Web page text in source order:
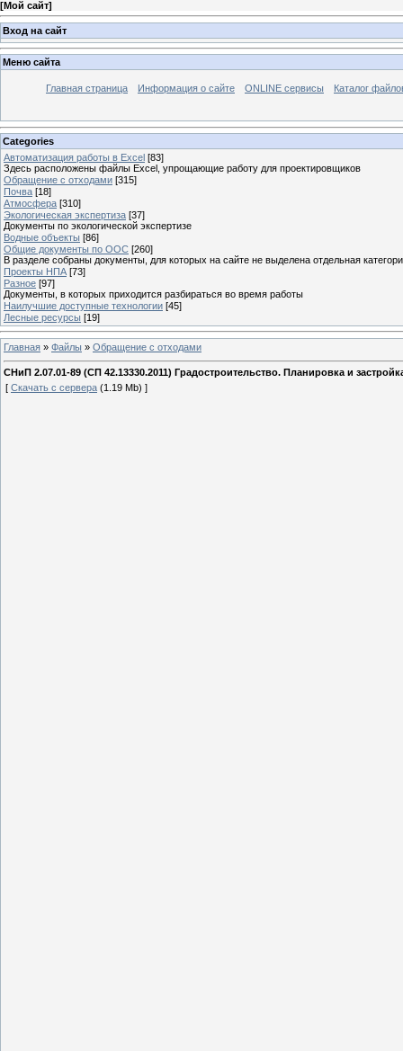
[Мой сайт]
Вход на сайт
Меню сайта
Главная страница Информация о сайте ONLINE сервисы Каталог
Categories
Автоматизация работы в Excel [83]
Здесь расположены файлы Excel, упрощающие работу для проектировщиков
Обращение с отходами [315]
Почва [18]
Атмосфера [310]
Экологическая экспертиза [37]
Документы по экологической экспертизе
Водные объекты [86]
Общие документы по ООС [260]
В разделе собраны документы, для которых на сайте не выделена отдельная
Проекты НПА [73]
Разное [97]
Документы, в которых приходится разбираться во время работы
Наилучшие доступные технологии [45]
Лесные ресурсы [19]
Главная » Файлы » Обращение с отходами
СНиП 2.07.01-89 (СП 42.13330.2011) Градостроительство. Планировка и
[ Скачать с сервера (1.19 Mb) ]